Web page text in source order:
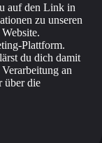
auf den Link in
zu unseren
Plattform.
du dich damit
an
über die